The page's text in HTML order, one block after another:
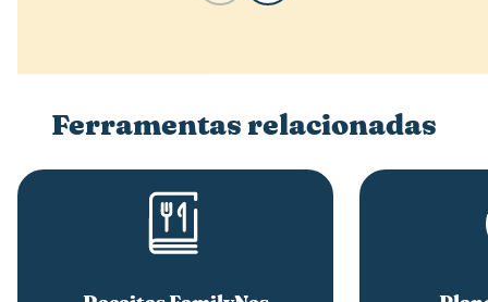
Ferramentas relacionadas